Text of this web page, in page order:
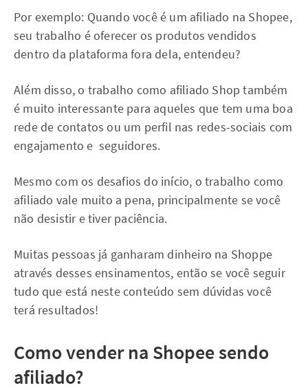
Por exemplo: Quando você é um afiliado na Shopee,
seu trabalho é oferecer os produtos vendidos
dentro da plataforma fora dela, entendeu?
Além disso, o trabalho como afiliado Shop também
é muito interessante para aqueles que tem uma boa
rede de contatos ou um perfil nas redes-sociais com
engajamento e seguidores.
Mesmo com os desafios do início, o trabalho como
afiliado vale muito a pena, principalmente se você
não desistir e tiver paciência.
Muitas pessoas já ganharam dinheiro na Shoppe
através desses ensinamentos, então se você seguir
tudo que está neste conteúdo sem dúvidas você
terá resultados!
Como vender na Shopee sendo
afiliado?